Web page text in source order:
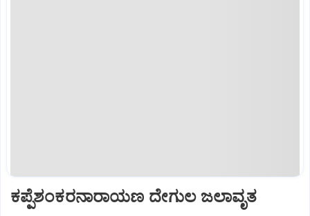
ಕಪ್ಪೆಶಂಕರನಾರಾಯಣ ದೇಗುಲ ಜಲಾವೃತ